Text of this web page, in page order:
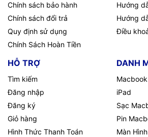
Chính sách bảo hành
Chính sách đổi trả
Quy định sử dụng
Chính Sách Hoàn Tiền
Hướng
Hướng
Điều
HỖ TRỢ
Tìm kiếm
Đăng nhập
Đăng ký
Giỏ hàng
Hình Thức Thanh Toán
DANH
Macbook
iPad
Sạc
Pin
Màn